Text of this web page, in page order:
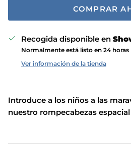
COMPRAR
Recogida disponible en
Normalmente está listo en 24 horas
Ver información de la tienda
Introduce a los niños a las
nuestro rompecabezas